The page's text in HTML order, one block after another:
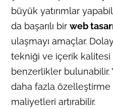
büyük yatırımlar
da başarılı birweb
ulaşmayı amaçlar.
tekniği ve içerik kalitesi
benzerlikler
daha fazla
maliyetleri artırabilir.